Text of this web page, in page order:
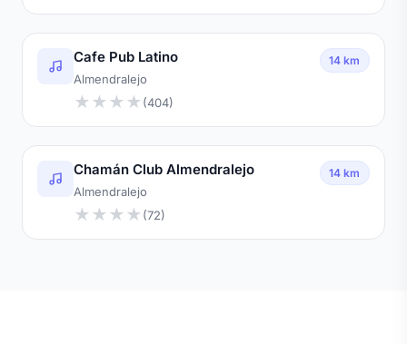
Cafe Pub Latino
Almendralejo
★ ★ ★ ★ (404)
14 km
Chamán Club Almendralejo
Almendralejo
★ ★ ★ ★ (72)
14 km